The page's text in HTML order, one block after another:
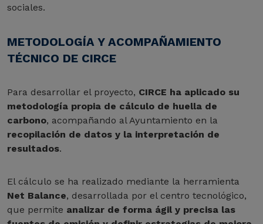
sociales.
METODOLOGÍA Y ACOMPAÑAMIENTO
TÉCNICO DE CIRCE
Para desarrollar el proyecto, CIRCE ha aplicado su
metodología propia de cálculo de huella de
carbono, acompañando al Ayuntamiento en la
recopilación de datos y la interpretación de
resultados.
El cálculo se ha realizado mediante la herramienta
Net Balance, desarrollada por el centro tecnológico,
que permite analizar de forma ágil y precisa las